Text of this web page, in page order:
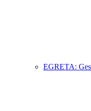
EGRETA: